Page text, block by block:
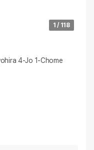
1 / 118
4-Jo 1-Chome